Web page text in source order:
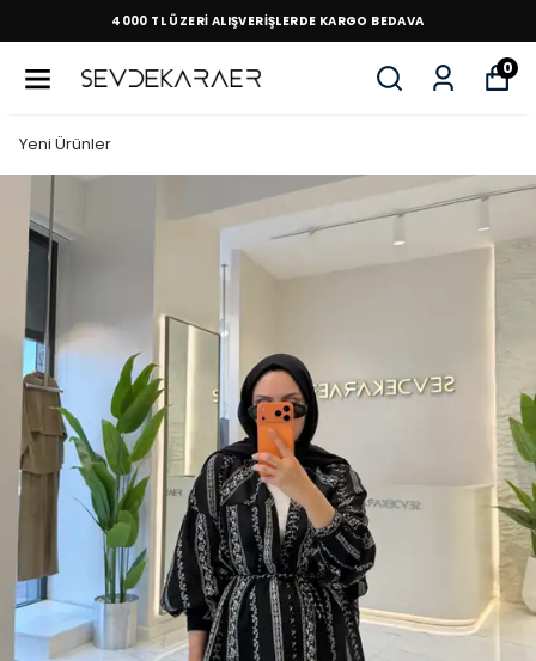
4000 TL ÜZERİ ALIŞVERİŞLERDE KARGO BEDAVA
0
Yeni Ürünler